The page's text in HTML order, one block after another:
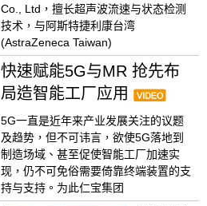
Co., Ltd，擅长超声波流速与状态检测
技术，与阿斯特捷利康台湾
(AstraZeneca Taiwan)
快速赋能5G与MR 抢先布
局造智能工厂应用
5G一直是近年来产业发展关注的议题
及趋势，但不可讳言，欲使5G落地到
制造场域、甚至促使智能工厂加速实
现，仍不可免俗需要倚靠终端装置的支
持与支持。为此仁宝集团